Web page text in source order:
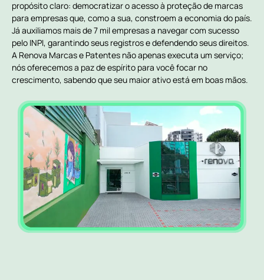
propósito claro: democratizar o acesso à proteção de marcas
para empresas que, como a sua, constroem a economia do país.
Já auxiliamos mais de 7 mil empresas a navegar com sucesso
pelo INPI, garantindo seus registros e defendendo seus direitos.
A Renova Marcas e Patentes não apenas executa um serviço;
nós oferecemos a paz de espírito para você focar no
crescimento, sabendo que seu maior ativo está em boas mãos.